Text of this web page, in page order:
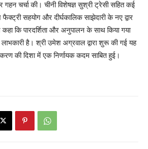
चर्चा की। चीनी विशेषज्ञ सुश्री ट्रेसी सहित कई
सहयोग और दीर्घकालिक साझेदारी के नए द्वार
कि पारदर्शिता और अनुपालन के साथ किया गया
लाभकारी है। श्री उमेश अग्रवाल द्वारा शुरू की गई यह
की दिशा में एक निर्णायक कदम साबित हुई।